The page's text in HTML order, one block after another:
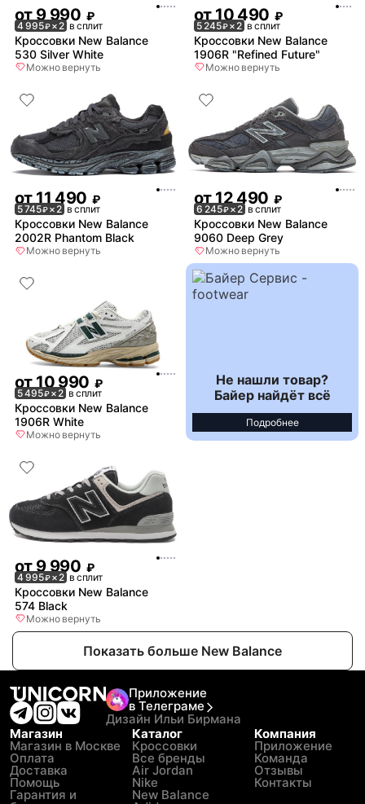
от 9 990 ₽
4 995₽× 2 в сплит
Кроссовки New Balance
530 Silver White
Можно вернуть
от 10 490 ₽
5 245₽× 2 в сплит
Кроссовки New Balance
1906R "Refined Future"
Можно вернуть
от11 490 ₽
5 745₽× 2 в сплит
Кроссовки New Balance
2002R Phantom Black
Можно вернуть
от12 490 ₽
6 245₽× 2 в сплит
Кроссовки New Balance
9060 Deep Grey
Можно вернуть
от10 990 ₽
5 495₽× 2 в сплит
Кроссовки New Balance
1906R White
Можно вернуть
Не нашли товар?
Байер найдёт всё
Подробнее
от 9 990 ₽
4 995₽× 2 в сплит
Кроссовки New Balance
574 Black
Можно вернуть
Показать больше New Balance
Приложение
в Телеграме
Дизайн Ильи Бирмана
Магазин
Магазин в Москве
Оплата
Доставка
Помощь
Гарантия и
Каталог
Кроссовки
Все бренды
Air Jordan
Nike
New Balance
Компания
Приложение
Команда
Отзывы
Контакты